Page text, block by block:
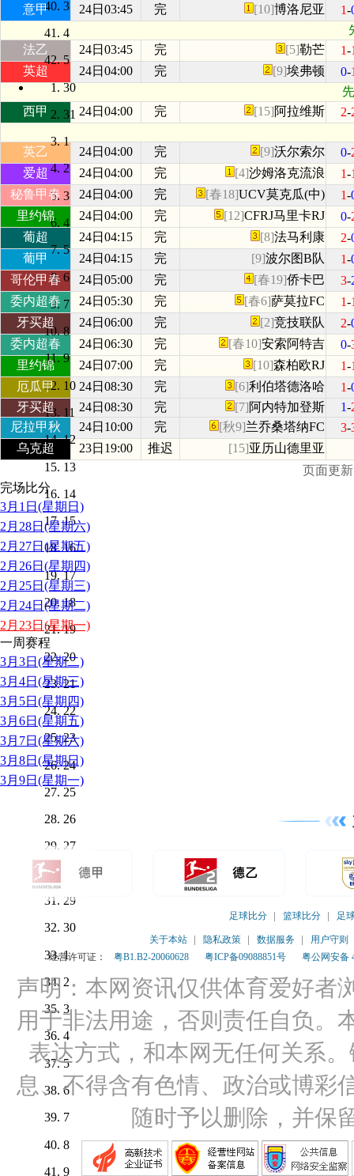
3
4
5
30
31
1
2
3
4
5
6
7
8
9
10
11
12
13
14
15
16
17
18
19
20
21
22
23
24
25
26
27
29
30
1
2
3
4
5
6
7
8
9
意甲 24日03:45 完 [10]博洛尼亚 1-
法乙
24日03:45 完 [5]勒芒 1-
英超
24日04:00 完 [9]埃弗顿 0-
西甲
24日04:00 完 [15]阿拉维斯 2-
英乙 24日04:00 完 [9]沃尔索尔 0-
爱超
24日04:00 完 [4]沙姆洛克流浪 1-
秘鲁甲春
24日04:00 完 [春18]UCV莫克瓜(中) 1-
里约锦
24日04:00 完 [12]CFRJ马里卡RJ 0-
葡超
24日04:15 完 [8]法马利康 2-
葡甲
24日04:15 完 [9]波尔图B队 1-
哥伦甲春
24日05:00 完 [春19]侨卡巴 3-
委内超春
24日05:30 完 [春6]萨莫拉FC 1-
牙买超
24日06:00 完 [2]竞技联队 2-
委内超春
24日06:30 完 [春10]安索阿特吉 0-
里约锦
24日07:00 完 [10]森柏欧RJ 1-
厄瓜甲
24日08:30 完 [6]利伯塔德洛哈 1-
牙买超
24日08:30 完 [7]阿内特加登斯 1-
尼拉甲秋
24日10:00 完 [秋9]兰乔桑塔纳FC 3-
乌克超
23日19:00 推迟 [15]亚历山德里亚
页面更新
完场比分
3月1日(星期日)
2月28日(星期六)
2月27日(星期五)
2月26日(星期四)
2月25日(星期三)
2月24日(星期二)
2月23日(星期一)
一周赛程
3月3日(星期二)
3月4日(星期三)
3月5日(星期四)
3月6日(星期五)
3月7日(星期六)
3月8日(星期日)
3月9日(星期一)
足球比分 篮球比分 足
关于本站 隐私政策 数据服务
用户守则
经营许可证：
粤B1.B2-20060628 粤ICP备09088851号 粤公网安备
声明：本网资讯仅供体育爱好者
用于非法用途，否则责任自负。
表达方式，和本网无任何关系
息、不得含有色情、政治或博彩
随时予以删除，并保